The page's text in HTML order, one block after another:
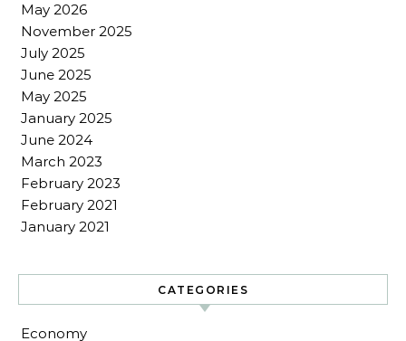
May 2026
November 2025
July 2025
June 2025
May 2025
January 2025
June 2024
March 2023
February 2023
February 2021
January 2021
CATEGORIES
Economy